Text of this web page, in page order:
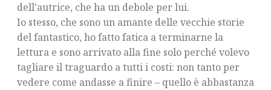
dell’autrice, che ha un debole per lui.
Io stesso, che sono un amante delle vecchie storie
del fantastico, ho fatto fatica a terminarne la
lettura e sono arrivato alla fine solo perché volevo
tagliare il traguardo a tutti i costi: non tanto per
vedere come andasse a finire – quello è abbastanza